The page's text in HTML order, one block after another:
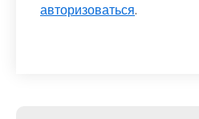
авторизоваться.